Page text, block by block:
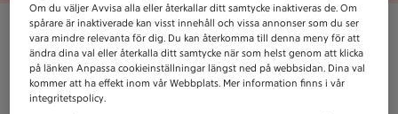
Om du väljer Avvisa alla eller återkallar ditt samtycke inaktiveras de. Om
spårare är inaktiverade kan visst innehåll och vissa annonser som du ser
vara mindre relevanta för dig. Du kan återkomma till denna meny för att
ändra dina val eller återkalla ditt samtycke när som helst genom att klicka
på länken Anpassa cookieinställningar längst ned på webbsidan. Dina val
kommer att ha effekt inom vår Webbplats. Mer information finns i vår
integritetspolicy.